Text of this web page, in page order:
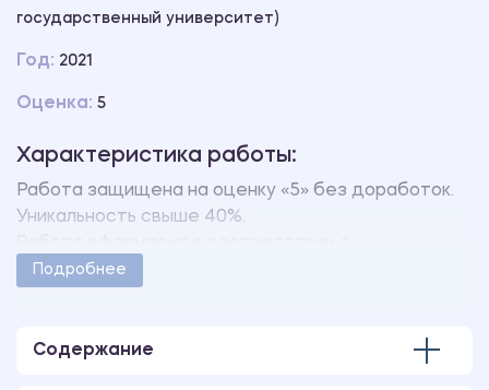
государственный университет)
Год: 2021
Оценка: 5
Характеристика работы:
Работа защищена на оценку «5» без доработок.
Уникальность свыше 40%.
методическими указаниями учебного заведения.
выполненная в программе MS PowerPoint.
Подробнее
Содержание